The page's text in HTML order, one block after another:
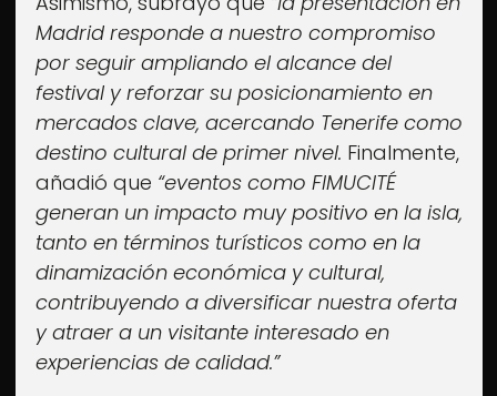
Madrid responde a nuestro compromiso
por seguir ampliando el alcance del
festival y reforzar su posicionamiento en
mercados clave, acercando Tenerife como
destino cultural de primer nivel. Finalmente,
añadió que “eventos como FIMUCITÉ
generan un impacto muy positivo en la isla,
tanto en términos turísticos como en la
dinamización económica y cultural,
contribuyendo a diversificar nuestra oferta
y atraer a un visitante interesado en
experiencias de calidad.”